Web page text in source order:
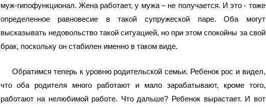
муж-гипофункционал. Жена работает, у мужа – не получается. И это - тоже
определенное равновесие в такой супружеской паре. Оба могут
высказывать недовольство такой ситуацией, но при этом спокойны за свой
брак, поскольку он стабилен именно в таком виде.
Обратимся теперь к уровню родительской семьи. Ребенок рос и видел,
что оба родителя много работают и мало зарабатывают, кроме того,
работают на нелюбимой работе. Что дальше? Ребенок вырастает. И вот